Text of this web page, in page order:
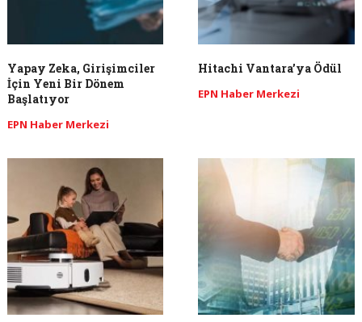
Yapay Zeka, Girişimciler
İçin Yeni Bir Dönem
Başlatıyor
EPN Haber Merkezi
Hitachi Vantara’ya Ödül
EPN Haber Merkezi